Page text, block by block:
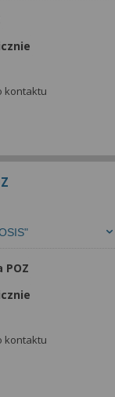
kontaktu
kontaktu